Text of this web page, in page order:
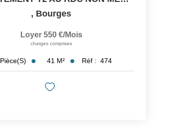
, Bourges
Loyer 550 €/mois
charges comprises
Pièce(s) 41 M² Réf : 474